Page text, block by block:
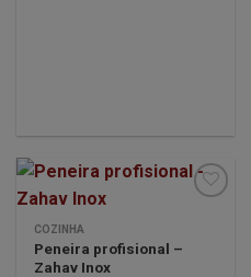
Minha
COZINHA
Peneira profisional –
Zahav Inox